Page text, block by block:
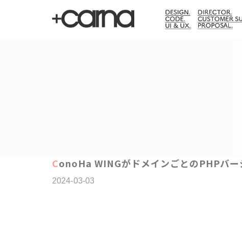
ConoHa WINGがドメインごとのPHPバー
2024-03-03